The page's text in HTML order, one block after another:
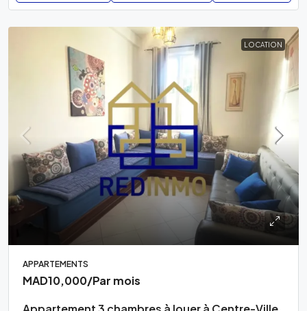
LOCATION
APPARTEMENTS
MAD10,000/Par mois